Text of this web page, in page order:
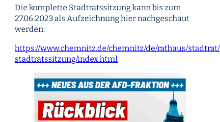
Die komplette Stadtratssitzung kann bis zum
27.06.2023 als Aufzeichnung hier nachgeschaut
werden:
https://www.chemnitz.de/chemnitz/de/rathaus/
stadtratssitzung/index.html